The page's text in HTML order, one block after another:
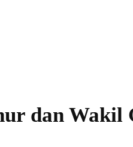
dan Wakil